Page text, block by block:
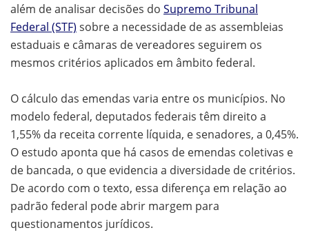
além de analisar decisões do Supremo Tribunal
Federal (STF) sobre a necessidade de as assembleias
estaduais e câmaras de vereadores seguirem os
mesmos critérios aplicados em âmbito federal.
O cálculo das emendas varia entre os municípios. No
modelo federal, deputados federais têm direito a
1,55% da receita corrente líquida, e senadores, a 0,45%.
O estudo aponta que há casos de emendas coletivas e
de bancada, o que evidencia a diversidade de critérios.
De acordo com o texto, essa diferença em relação ao
padrão federal pode abrir margem para
questionamentos jurídicos.